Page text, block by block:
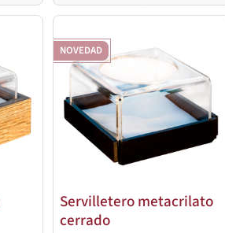
NOVEDAD
Servilletero metacrilato
cerrado